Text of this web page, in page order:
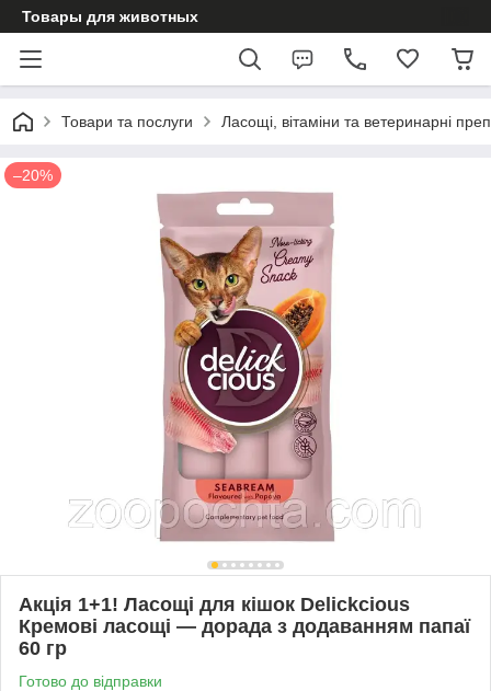
Товары для животных
Товари та послуги Ласощі, вітаміни та ветеринарні
–20%
Акція 1+1! Ласощі для кішок Delickcious
Кремові ласощі — дорада з додаванням папаї
60 гр
Готово до відправки